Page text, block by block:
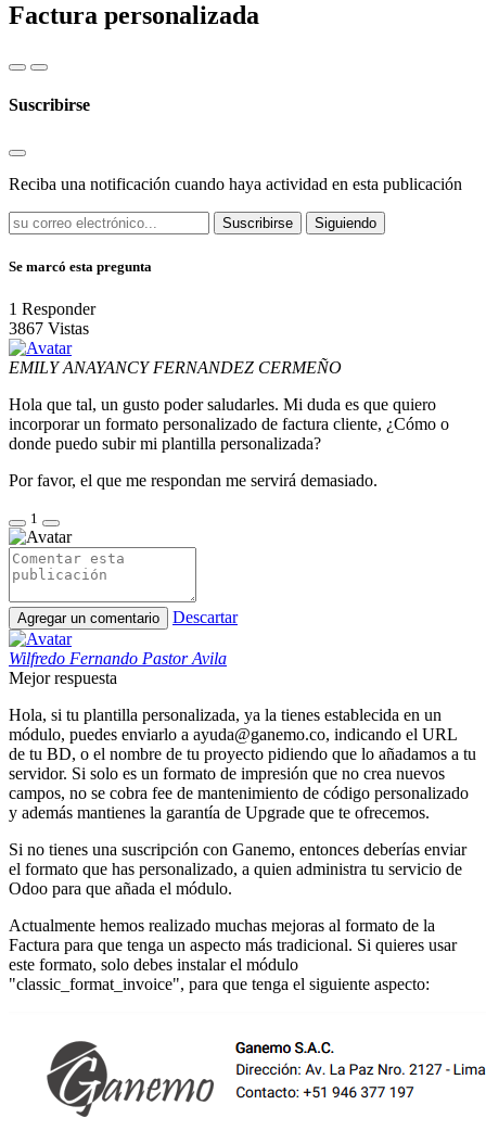
Factura personalizada
Suscribirse
Reciba una notificación cuando haya actividad en esta publicación
Suscribirse Siguiendo
Se marcó esta pregunta
1 Responder
3867 Vistas
EMILY ANAYANCY FERNANDEZ CERMEÑO
Hola que tal, un gusto poder saludarles. Mi duda es que quiero
incorporar un formato personalizado de factura cliente, ¿Cómo o
donde puedo subir mi plantilla personalizada?
Por favor, el que me respondan me servirá demasiado.
1
Agregar un comentario Descartar
Wilfredo Fernando Pastor Avila
Mejor respuesta
Hola, si tu plantilla personalizada, ya la tienes establecida en un
módulo, puedes enviarlo a ayuda@ganemo.co, indicando el URL
de tu BD, o el nombre de tu proyecto pidiendo que lo añadamos a tu
servidor. Si solo es un formato de impresión que no crea nuevos
campos, no se cobra fee de mantenimiento de código personalizado
y además mantienes la garantía de Upgrade que te ofrecemos.
Si no tienes una suscripción con Ganemo, entonces deberías enviar
el formato que has personalizado, a quien administra tu servicio de
Odoo para que añada el módulo.
Actualmente hemos realizado muchas mejoras al formato de la
Factura para que tenga un aspecto más tradicional. Si quieres usar
este formato, solo debes instalar el módulo
"classic_format_invoice", para que tenga el siguiente aspecto: